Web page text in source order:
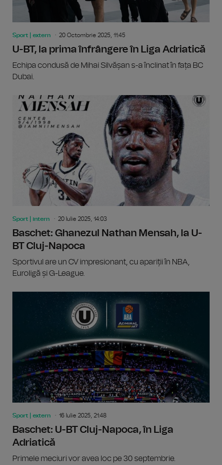
Sport | extern 20 Octombrie 2025, 11:45
U-BT, la prima înfrângere în Liga Adriatică
Echipa condusă de Mihai Silvășan s-a înclinat în fața BC
Dubai.
Sport | intern 20 Iulie 2025, 14:03
Baschet: Ghanezul Nathan Mensah, la U-
BT Cluj-Napoca
Sportivul are un CV impresionant, cu apariții în NBA,
Euroligă și G-League.
Sport | extern 16 Iulie 2025, 21:48
Baschet: U-BT Cluj-Napoca, în Liga
Adriatică
Primele meciuri vor avea loc pe 30 septembrie.